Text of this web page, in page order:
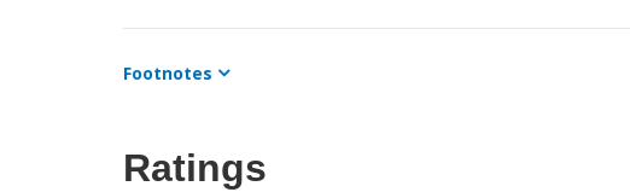
Footnotes
Ratings